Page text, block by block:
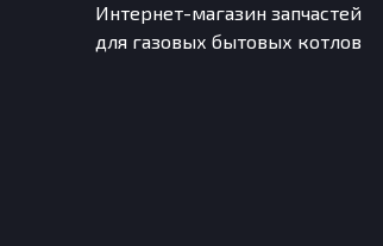
Интернет-магазин запчастей
для газовых бытовых котлов